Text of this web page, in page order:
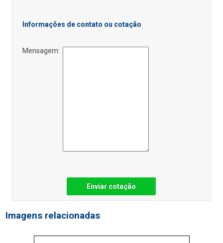
Informações de contato ou cotação
Mensagem:
Enviar cotação
Imagens relacionadas